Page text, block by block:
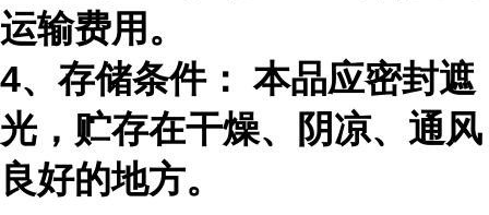
运输费用。
4、存储条件： 本品应密封遮
光，贮存在干燥、阴凉、通风
良好的地方。